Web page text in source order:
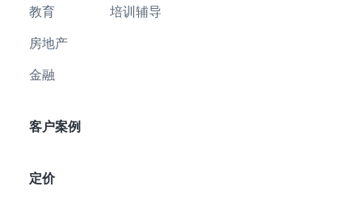
教育
房地产
金融
培训辅导
客户案例
定价